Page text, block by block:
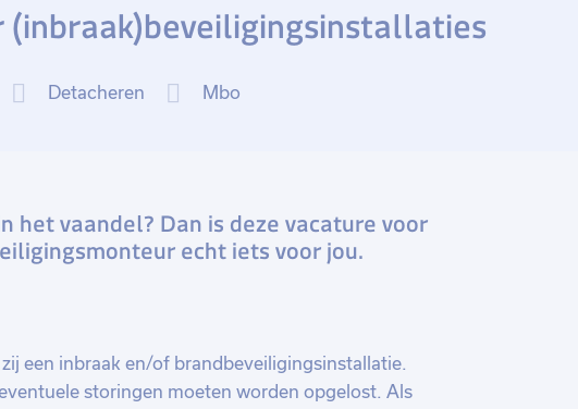
Detacheren Mbo
het vaandel? Dan is deze vacature voor
echt iets voor jou.
een inbraak en/of brandbeveiligingsinstallatie.
storingen moeten worden opgelost. Als